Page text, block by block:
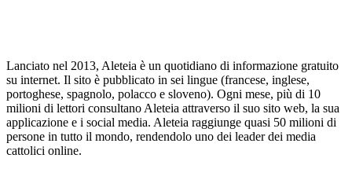
Lanciato nel 2013, Aleteia è un quotidiano di informazione gratuito
su internet. Il sito è pubblicato in sei lingue (francese, inglese,
portoghese, spagnolo, polacco e sloveno). Ogni mese, più di 10
milioni di lettori consultano Aleteia attraverso il suo sito web, la sua
applicazione e i social media. Aleteia raggiunge quasi 50 milioni di
persone in tutto il mondo, rendendolo uno dei leader dei media
cattolici online.